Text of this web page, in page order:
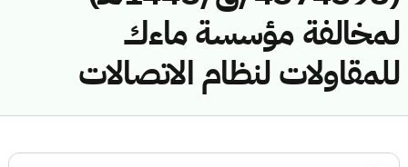
لمخالفة مؤسسة ماءك
للمقاولات لنظام الاتصالات